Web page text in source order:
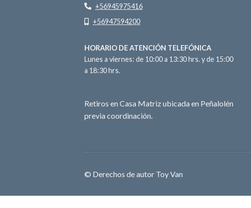
+56945975416
+56947594200
HORARIO DE ATENCIÓN TELEFÓNICA
Lunes a viernes: de 10:00 a 13:30 hrs. y de 15:00
a 18:30 hrs.
Retiros en Casa Matriz ubicada en Peñalolén
previa coordinación.
© Derechos de autor Toy Van